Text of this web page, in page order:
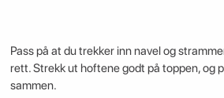
Pass på at du trekker inn navel og
rett. Strekk ut hoftene godt på toppen, og
sammen.